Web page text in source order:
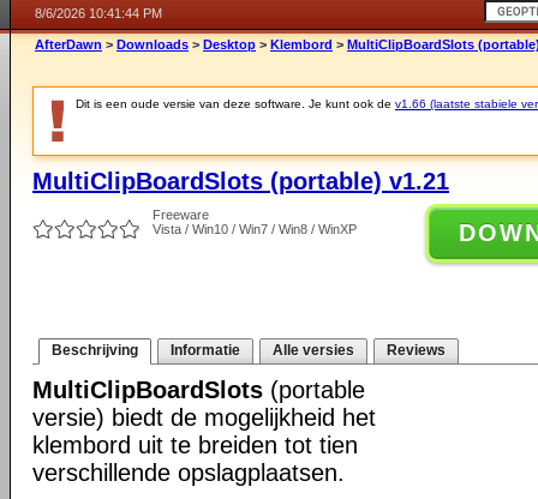
8/6/2026 10:41:44 PM
AfterDawn > Downloads > Desktop > Klembord > MultiClipBoardSlots
Dit is een oude versie van deze software. Je kunt ook de v1.66 (laatste stabiele
MultiClipBoardSlots (portable) v1.21
Freeware
Vista / Win10 / Win7 / Win8 / WinXP
Beschrijving Informatie Alle versies Reviews
MultiClipBoardSlots (portable
versie) biedt de mogelijkheid het
klembord uit te breiden tot tien
verschillende opslagplaatsen.